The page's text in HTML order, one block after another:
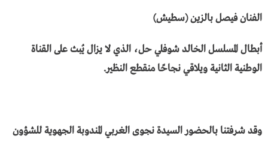
الفنان فيصل بالزين (سطيش)
أبطال المسلسل الخالد شوفلي حل، الذي لا يزال يُبث على القناة
الوطنية الثانية ويلاقي نجاحًا منقطع النظير.
وقد شرفتنا بالحضور السيدة نجوى الغربي المندوبة الجهوية للشؤون